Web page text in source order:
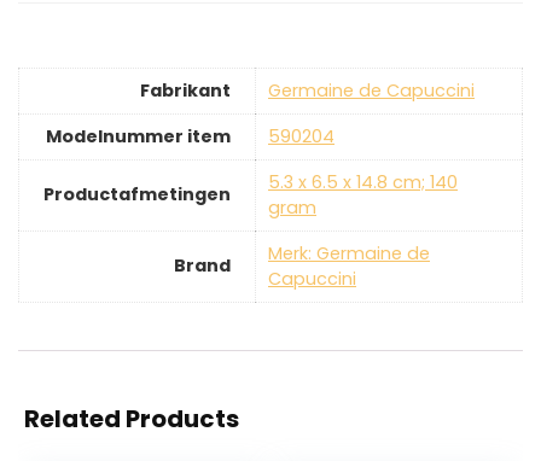
Fabrikant
‎Germaine de Capuccini
Modelnummer item
‎590204
Productafmetingen
‎5.3 x 6.5 x 14.8 cm; 140
gram
Brand
Merk: Germaine de
Capuccini
Related Products